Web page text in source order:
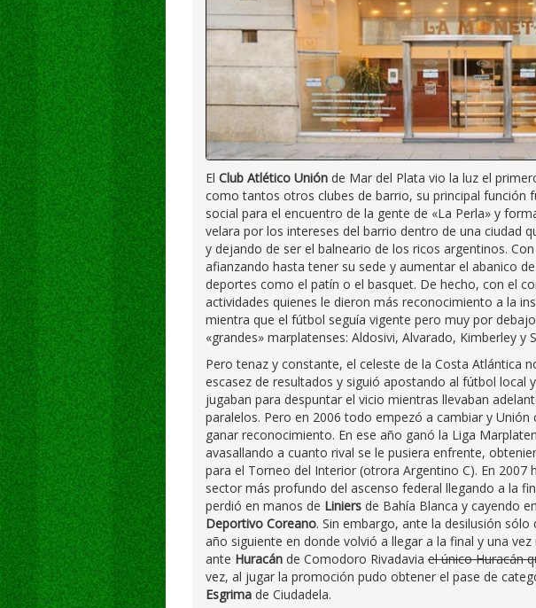
El Club Atlético Unión de Mar del Plata vio la luz el
como tantos otros clubes de barrio, su principal función
social para el encuentro de la gente de «La Perla» y
velara por los intereses del barrio dentro de una ciudad
y dejando de ser el balneario de los ricos argentinos.
afianzando hasta tener su sede y aumentar el abanico
deportes como el patín o el basquet. De hecho, con el
actividades quienes le dieron más reconocimiento a la
mientra que el fútbol seguía vigente pero muy por
«grandes» marplatenses: Aldosivi, Alvarado, Kimberley y
Pero tenaz y constante, el celeste de la Costa Atlántica
escasez de resultados y siguió apostando al fútbol local
jugaban para despuntar el vicio mientras llevaban
paralelos. Pero en 2006 todo empezó a cambiar y
ganar reconocimiento. En ese año ganó la Liga
avasallando a cuanto rival se le pusiera enfrente,
para el Torneo del Interior (otrora Argentino C). En 2007
sector más profundo del ascenso federal llegando a la
perdió en manos de Liniers de Bahía Blanca y cayendo
Deportivo Coreano. Sin embargo, ante la desilusión
año siguiente en donde volvió a llegar a la final y una
ante Huracán de Comodoro Rivadavia el único Huracán
vez, al jugar la promoción pudo obtener el pase de
Esgrima de Ciudadela.